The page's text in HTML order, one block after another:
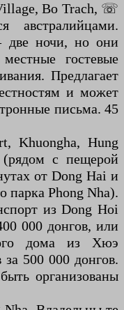
Bo Trach, ☏
австралийцами.
две ночи, но они
гостевые
Предлагает
и может
письма. 45
Khuongha, Hung
с пещерой
от Dong Hai и
парка Phong Nha).
из Dong Hoi
000 донгов, или
дома из Хюэ
за 500 000 донгов.
организованы